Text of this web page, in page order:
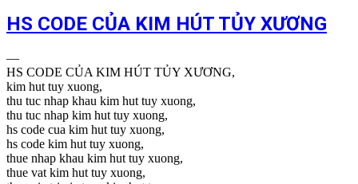
HS CODE CỦA KIM HÚT TỦY XƯƠNG
—
HS CODE CỦA KIM HÚT TỦY XƯƠNG,
kim hut tuy xuong,
thu tuc nhap khau kim hut tuy xuong,
thu tuc nhap kim hut tuy xuong,
hs code cua kim hut tuy xuong,
hs code kim hut tuy xuong,
thue nhap khau kim hut tuy xuong,
thue vat kim hut tuy xuong,